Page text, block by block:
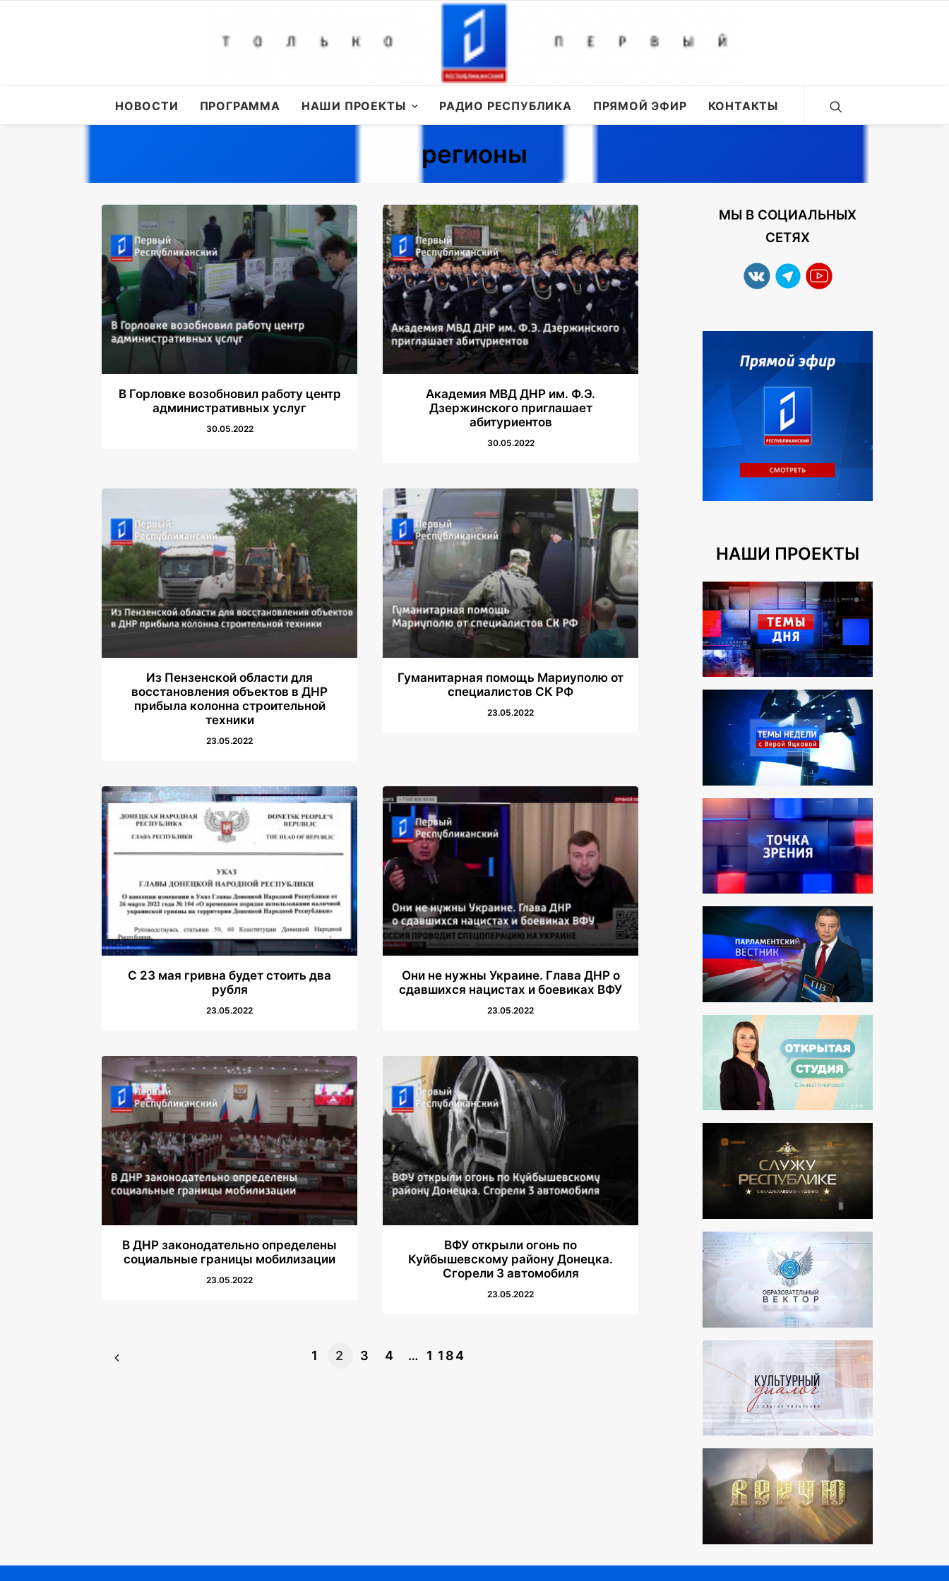
НОВОСТИ ПРОГРАММА НАШИ ПРОЕКТЫ РАДИО РЕСПУБЛИКА ПРЯМОЙ ЭФИР КОНТАКТЫ
регионы
В Горловке возобновил работу центр
административных услуг
30.05.2022
Академия МВД ДНР им. Ф.Э.
Дзержинского приглашает
абитуриентов
30.05.2022
Из Пензенской области для
восстановления объектов в ДНР
прибыла колонна строительной
техники
23.05.2022
Гуманитарная помощь Мариуполю от
специалистов CК РФ
23.05.2022
С 23 мая гривна будет стоить два
рубля
23.05.2022
Они не нужны Украине. Глава ДНР о
сдавшихся нацистах и боевиках ВФУ
23.05.2022
В ДНР законодательно определены
социальные границы мобилизации
23.05.2022
ВФУ открыли огонь по
Куйбышевскому району Донецка.
Сгорели 3 автомобиля
23.05.2022
1 2 3 4 … 1 184
МЫ В СОЦИАЛЬНЫХ
СЕТЯХ
НАШИ ПРОЕКТЫ